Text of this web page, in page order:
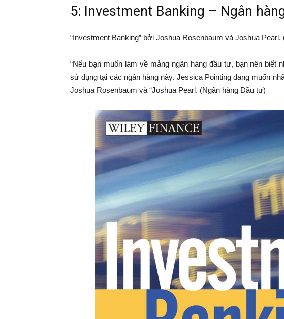
5: Investment Banking – Ngân
“Investment Banking” bởi Joshua Rosenbaum và Joshua
“Nếu bạn muốn làm về mảng ngân hàng đầu tư, bạn nên
sử dụng tại các ngân hàng này. Jessica Pointing đang muốn
Joshua Rosenbaum và “Joshua Pearl. (Ngân hàng Đầu tư)